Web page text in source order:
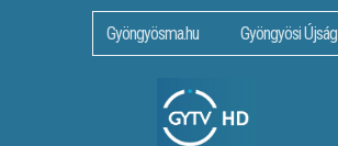
Gyöngyösma.hu Gyöngyösi Újság